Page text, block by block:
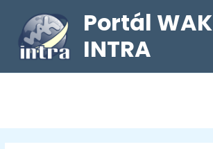
Portál WAK
INTRA